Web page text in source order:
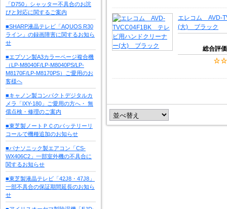
「D750」シャッター不具合のお詫
びと対応に関するご案内
■SHARP液晶テレビ「AQUOS R30
ライン」の録画障害に関するお知ら
せ
■エプソン製A3カラーページ複合機
（LP-M8040F/LP-M8040PS/LP-
M8170F/LP-M8170PS）ご愛用のお
客様へ
■キャノン製コンパクトデジタルカ
メラ「IXY-180」ご愛用の方へ・ 無
償点検・修理のご案内
■東芝製ノートＰＣのバッテリーリ
コールで機種追加のお知らせ
■パナソニック製エアコン「CS-
WX406C2」一部室外機の不具合に
関するお知らせ
■東芝製液晶テレビ「42J8・47J8」
一部不具合の保証期間延長のお知ら
せ
エレコム AVD-
(大) ブラック
総合評価